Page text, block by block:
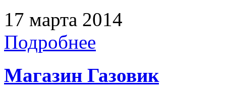
17 марта 2014
Подробнее
Магазин Газовик